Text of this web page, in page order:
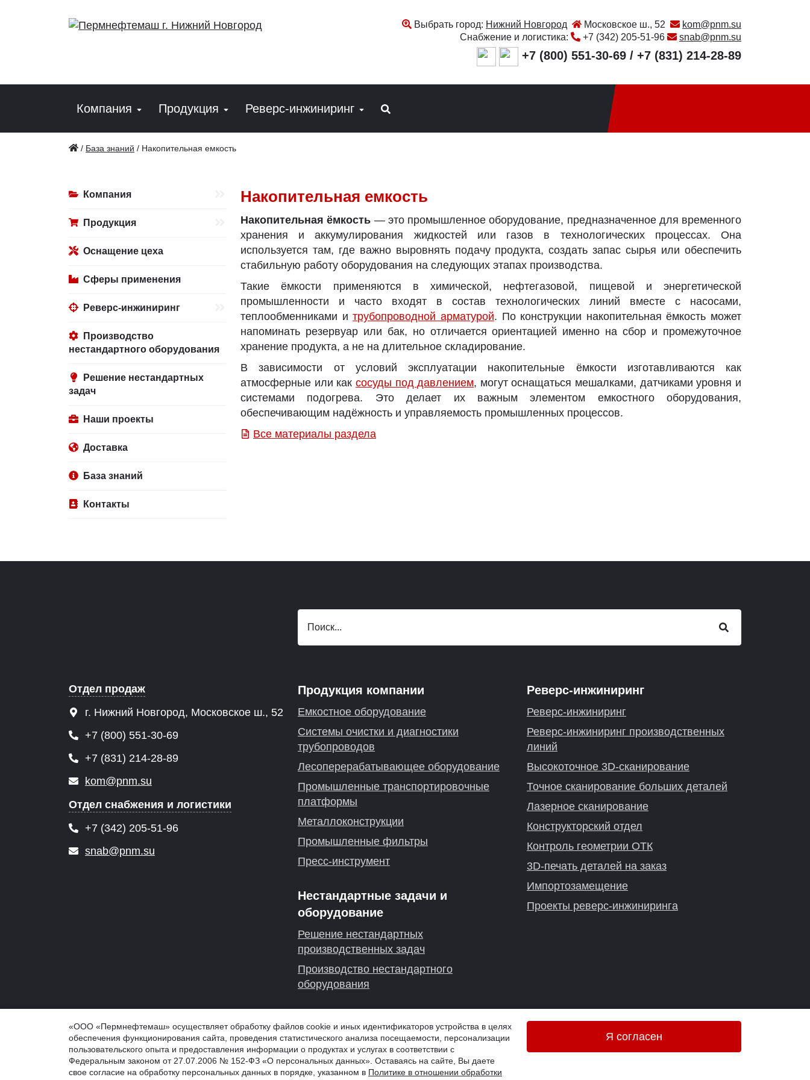
Выбрать город: Нижний Новгород Московское ш., 52
kom@pnm.su
Снабжение и логистика:
+7 (342) 205-51-96 snab@pnm.su
+7 (800) 551-30-69 / +7 (831) 214-28-89
Компания Продукция Реверс-инжиниринг
/ База знаний / Накопительная емкость
Компания
Продукция
Оснащение цеха
Сферы применения
Реверс-инжиниринг
Производство
нестандартного оборудования
Решение нестандартных
задач
Наши проекты
Доставка
База знаний
Контакты
Накопительная емкость
Накопительная ёмкость — это промышленное оборудование, предназначенное для временного
хранения и аккумулирования жидкостей или газов в технологических процессах. Она
используется там, где важно выровнять подачу продукта, создать запас сырья или обеспечить
стабильную работу оборудования на следующих этапах производства.
Такие ёмкости применяются в химической, нефтегазовой, пищевой и энергетической
промышленности и часто входят в состав технологических линий вместе с насосами,
теплообменниками итрубопроводной арматурой. По конструкции накопительная ёмкость может
напоминать резервуар или бак, но отличается ориентацией именно на сбор и промежуточное
хранение продукта, а не на длительное складирование.
В зависимости от условий эксплуатации накопительные ёмкости изготавливаются как
атмосферные или как сосуды под давлением, могут оснащаться мешалками, датчиками уровня и
системами подогрева. Это делает их важным элементом емкостного оборудования,
обеспечивающим надёжность и управляемость промышленных процессов.
Все материалы раздела
Отдел продаж
г. Нижний Новгород, Московское ш., 52
+7 (800) 551-30-69
+7 (831) 214-28-89
kom@pnm.su
Отдел снабжения и логистики
+7 (342) 205-51-96
snab@pnm.su
Продукция компании
Емкостное оборудование
Системы очистки и диагностики
трубопроводов
Лесоперерабатывающее оборудование
Промышленные транспортировочные
платформы
Металлоконструкции
Промышленные фильтры
Пресс-инструмент
Нестандартные задачи и
оборудование
Решение нестандартных
производственных задач
Производство нестандартного
оборудования
Реверс-инжиниринг
Реверс-инжиниринг
Реверс-инжиниринг производственных
линий
Высокоточное 3D-сканирование
Точное сканирование больших деталей
Лазерное сканирование
Конструкторский отдел
Контроль геометрии ОТК
3D-печать деталей на заказ
Импортозамещение
Проекты реверс-инжиниринга
© 2026 PNM.SU - ООО "Пермнефтемаш" (ПНМ, PNM), г. Нижний Новгород
Обработка персональных данных
Информация на сайте не является публичной офертой
Онлайн-консультация
«ООО «Пермнефтемаш» осуществляет обработку файлов cookie и иных идентификаторов устройства в целях
обеспечения функционирования сайта, проведения статистического анализа посещаемости, персонализации
пользовательского опыта и предоставления информации о продуктах и услугах в соответствии с
Федеральным законом от 27.07.2006 № 152-ФЗ «О персональных данных». Оставаясь на сайте, Вы даете
свое согласие на обработку персональных данных в порядке, указанном в Политике в отношении обработки
Я согласен